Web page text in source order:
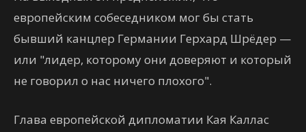
европейским собеседником мог бы стать
бывший канцлер Германии Герхард Шрёдер —
или "лидер, которому они доверяют и который
не говорил о нас ничего плохого".
Глава европейской дипломатии Кая Каллас